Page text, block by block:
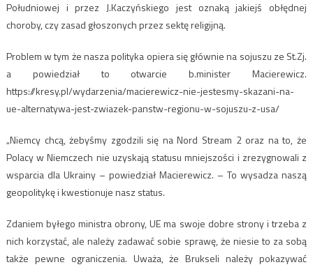
Południowej i przez J.Kaczyńskiego jest oznaką jakiejś obłędnej
choroby, czy zasad głoszonych przez sektę religijną.
Problem w tym że nasza polityka opiera się głównie na sojuszu ze St.Zj.
a powiedział to otwarcie b.minister Macierewicz.
https://kresy.pl/wydarzenia/macierewicz-nie-jestesmy-skazani-na-
ue-alternatywa-jest-zwiazek-panstw-regionu-w-sojuszu-z-usa/
„Niemcy chcą, żebyśmy zgodzili się na Nord Stream 2 oraz na to, że
Polacy w Niemczech nie uzyskają statusu mniejszości i zrezygnowali z
wsparcia dla Ukrainy – powiedział Macierewicz. – To wysadza naszą
geopolitykę i kwestionuje nasz status.
Zdaniem byłego ministra obrony, UE ma swoje dobre strony i trzeba z
nich korzystać, ale należy zadawać sobie sprawę, że niesie to za sobą
także pewne ograniczenia. Uważa, że Brukseli należy pokazywać